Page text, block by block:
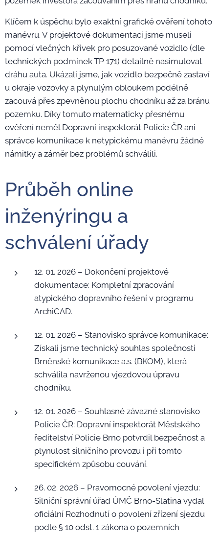
Klíčem k úspěchu bylo exaktní grafické ověření tohoto
manévru. V projektové dokumentaci jsme museli
pomocí vlečných křivek pro posuzované vozidlo (dle
technických podmínek TP 171) detailně nasimulovat
dráhu auta. Ukázali jsme, jak vozidlo bezpečně zastaví
u okraje vozovky a plynulým obloukem podélně
zacouvá přes zpevněnou plochu chodníku až za bránu
pozemku. Díky tomuto matematicky přesnému
ověření neměl Dopravní inspektorát Policie ČR ani
správce komunikace k netypickému manévru žádné
námitky a záměr bez problémů schválili.
Průběh online
inženýringu a
schválení úřady
12. 01. 2026 – Dokončení projektové
dokumentace: Kompletní zpracování
atypického dopravního řešení v programu
ArchiCAD.
12. 01. 2026 – Stanovisko správce komunikace:
Získali jsme technický souhlas společnosti
Brněnské komunikace a.s. (BKOM), která
schválila navrženou vjezdovou úpravu
chodníku.
12. 01. 2026 – Souhlasné závazné stanovisko
Policie ČR: Dopravní inspektorát Městského
ředitelství Policie Brno potvrdil bezpečnost a
plynulost silničního provozu i při tomto
specifickém způsobu couvání.
26. 02. 2026 – Pravomocné povolení vjezdu:
Silniční správní úřad ÚMČ Brno-Slatina vydal
oficiální Rozhodnutí o povolení zřízení sjezdu
podle § 10 odst. 1 zákona o pozemních